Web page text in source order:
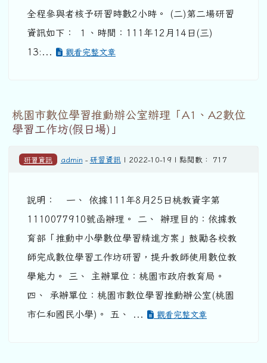
全程參與者核予研習時數2小時。 (二)第二場研習
資訊如下： １、時間：111年12月14日(三)
13:...
觀看完整文章
桃園市數位學習推動辦公室辦理「A1、A2數位
學習工作坊(假日場)」
研習資訊 admin - 研習資訊| 2022-10-19 | 點閱數： 717
說明： 一、 依據111年8月25日桃教資字第
1110077910號函辦理。 二、 辦理目的：依據教
育部「推動中小學數位學習精進方案」鼓勵各校教
師完成數位學習工作坊研習，提升教師使用數位教
學能力。 三、 主辦單位：桃園市政府教育局。
四、 承辦單位：桃園市數位學習推動辦公室(桃園
市仁和國民小學)。 五、 ...
觀看完整文章